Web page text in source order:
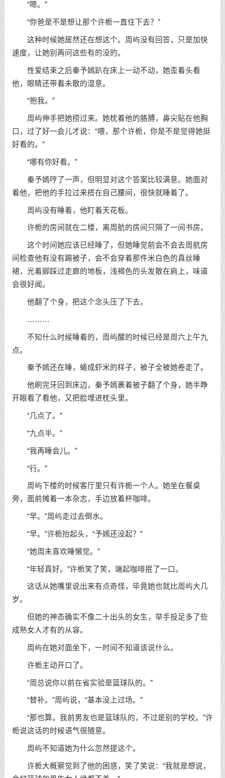
“嗯。”
“你爸是不是想让那个许栀一直住下去？”
这种时候她居然还在想这个。周屿没有回答，只是加快
速度，让她别再问这些有的没的。
性爱结束之后秦予嫣趴在床上一动不动，她歪着头看
他，眼睛还带着未散的湿意。
“抱我。”
周屿伸手把她捞过来。她枕着他的胳膊，鼻尖贴在他胸
口，过了好一会儿才说：“喂，那个许栀，你是不是觉得她挺
好看的。”
“哪有你好看。”
秦予嫣哼了一声，但明显对这个答案比较满意。她面对
着他，把他的手拉过来搭在自己腰间，很快就睡着了。
周屿没有睡着，他盯着天花板。
许栀的房间就在二楼，离周航的房间只隔了一间书房。
这个时间她应该已经睡了，但她睡觉前会不会去周航房
间检查他有没有踢被子，会不会穿着那件米白色的真丝睡
裙，光着脚踩过走廊的地板，浅褐色的头发散在肩上，味道
会很好闻。
他翻了个身，把这个念头压了下去。
………
不知什么时候睡着的，周屿醒的时候已经是周六上午九
点。
秦予嫣还在睡，蜷成虾米的样子，被子全被她卷走了。
他刷完牙回到床边，秦予嫣裹着被子翻了个身，她半睁
开眼看了看他，又把脸埋进枕头里。
“几点了。”
“九点半。”
“我再睡会儿。”
“行。”
周屿下楼的时候客厅里只有许栀一个人。她坐在餐桌
旁，面前摊着一本杂志，手边放着杯咖啡。
“早。”周屿走过去倒水。
“早。”许栀抬起头，“予嫣还没起？”
“她周末喜欢睡懒觉。”
“年轻真好。”许栀笑了笑，端起咖啡抿了一口。
这话从她嘴里说出来有点奇怪，毕竟她也就比周屿大几
岁。
但她的神态确实不像二十出头的女生，举手投足多了些
成熟女人才有的从容。
周屿在她对面坐下，一时间不知道该说什么。
许栀主动开口了。
“周总说你以前在省实验是篮球队的。”
“替补。”周屿说，“基本没上过场。”
“那也算。我前男友也是篮球队的，不过是别的学校。”许
栀说这话的时候语气很随意。
周屿不知道她为什么忽然提这个。
许栀大概察觉到了他的困惑，笑了笑说：“我就是想说，